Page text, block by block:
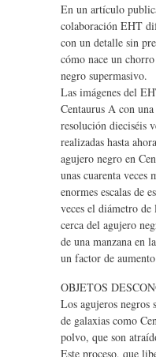
En un artículo
colaboración EHT
con un detalle sin
cómo nace un
negro supermasivo.
Las imágenes del
Centaurus A con
resolución dieciséis
realizadas hasta
agujero negro en
unas cuarenta
enormes escalas de
veces el diámetro
cerca del agujero
de una manzana en
un factor de
OBJETOS
Los agujeros negros
de galaxias como
polvo, que son
Este proceso, que